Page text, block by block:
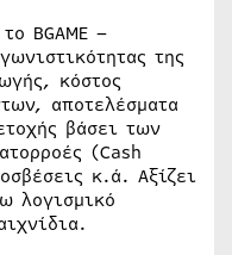
BGAME –
της
κόστος
αποτελέσματα
βάσει των
(Cash
κ.ά. Αξίζει
λογισμικό